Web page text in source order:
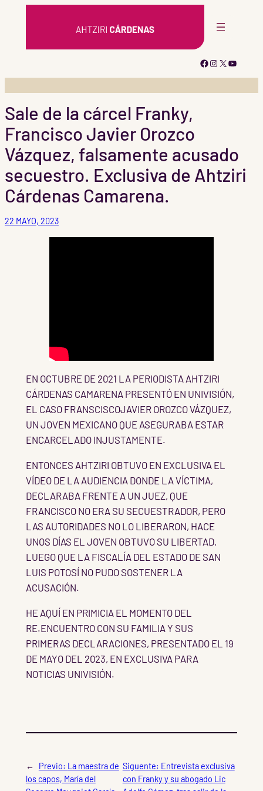
Facebook
Instagram
X YouTube
Sale de la cárcel Franky,
Francisco Javier Orozco
Vázquez, falsamente acusado
secuestro. Exclusiva de Ahtziri
Cárdenas Camarena.
22 MAYO, 2023
EN OCTUBRE DE 2021 LA PERIODISTA AHTZIRI
CÁRDENAS CAMARENA PRESENTÓ EN UNIVISIÓN,
EL CASO FRANSCISCOJAVIER OROZCO VÁZQUEZ,
UN JOVEN MEXICANO QUE ASEGURABA ESTAR
ENCARCELADO INJUSTAMENTE.
ENTONCES AHTZIRI OBTUVO EN EXCLUSIVA EL
VÍDEO DE LA AUDIENCIA DONDE LA VÍCTIMA,
DECLARABA FRENTE A UN JUEZ, QUE
FRANCISCO NO ERA SU SECUESTRADOR, PERO
LAS AUTORIDADES NO LO LIBERARON, HACE
UNOS DÍAS EL JOVEN OBTUVO SU LIBERTAD,
LUEGO QUE LA FISCALÍA DEL ESTADO DE SAN
LUIS POTOSÍ NO PUDO SOSTENER LA
ACUSACIÓN.
HE AQUÍ EN PRIMICIA EL MOMENTO DEL
RE.ENCUENTRO CON SU FAMILIA Y SUS
PRIMERAS DECLARACIONES, PRESENTADO EL 19
DE MAYO DEL 2023, EN EXCLUSIVA PARA
NOTICIAS UNIVISIÓN.
← Previo: La maestra de
los capos, María del
Siguente: Entrevista exclusiva
con Franky y su abogado Lic